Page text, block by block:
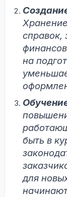
справок,
на
быть в
для